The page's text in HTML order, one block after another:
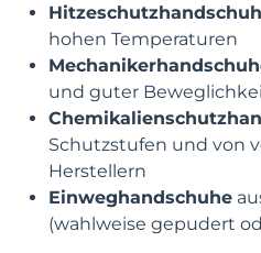
hohen Temperaturen
und guter
Schutzstufen und von
Herstellern
Einweghandschuhe
(wahlweise gepudert